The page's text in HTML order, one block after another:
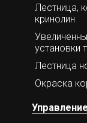
Лестница,
кринолин
установки
Лестница
Окраска